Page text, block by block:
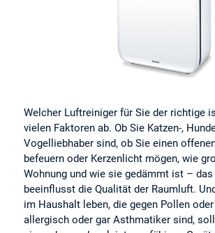
Welcher Luftreiniger für Sie der richtige
vielen Faktoren ab. Ob Sie Katzen-,
Vogelliebhaber sind, ob Sie einen
befeuern oder Kerzenlicht mögen, wie
Wohnung und wie sie gedämmt ist –
beeinflusst die Qualität der Raumluft.
im Haushalt leben, die gegen Pollen
allergisch oder gar Asthmatiker sind,